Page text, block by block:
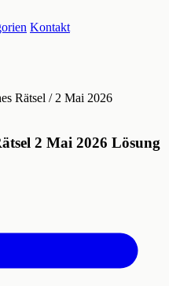
Kontakt
Rätsel / 2 Mai 2026
2 Mai 2026 Lösung